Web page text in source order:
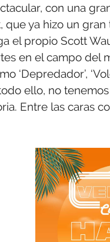
con una
ya hizo un gran
el propio Scott
en el campo del
ello, no
Entre las caras